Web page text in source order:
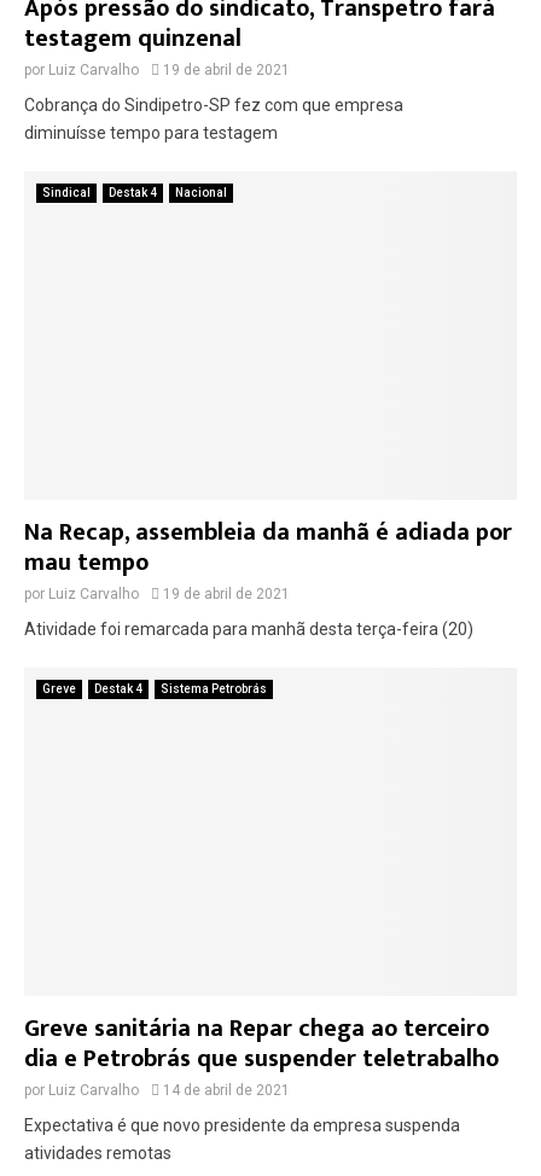
Após pressão do sindicato, Transpetro fará
testagem quinzenal
por Luiz Carvalho 19 de abril de 2021
Cobrança do Sindipetro-SP fez com que empresa
diminuísse tempo para testagem
Sindical Destak 4 Nacional
Na Recap, assembleia da manhã é adiada por
mau tempo
por Luiz Carvalho 19 de abril de 2021
Atividade foi remarcada para manhã desta terça-feira (20)
Greve Destak 4 Sistema Petrobrás
Greve sanitária na Repar chega ao terceiro
dia e Petrobrás que suspender teletrabalho
por Luiz Carvalho 14 de abril de 2021
Expectativa é que novo presidente da empresa suspenda
atividades remotas